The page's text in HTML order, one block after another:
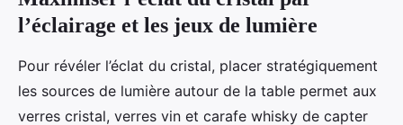
l’éclairage et les jeux de lumière
Pour révéler l’éclat du cristal, placer stratégiquement
les sources de lumière autour de la table permet aux
verres cristal, verres vin et carafe whisky de capter